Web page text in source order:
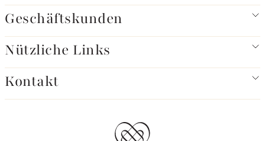
Geschäftskunden
Nützliche Links
Kontakt